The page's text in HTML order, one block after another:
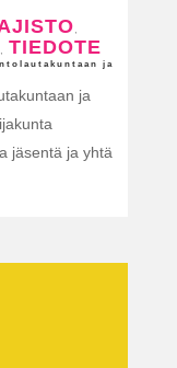
ja
TIEDOTE
ja
jäsentä ja yhtä